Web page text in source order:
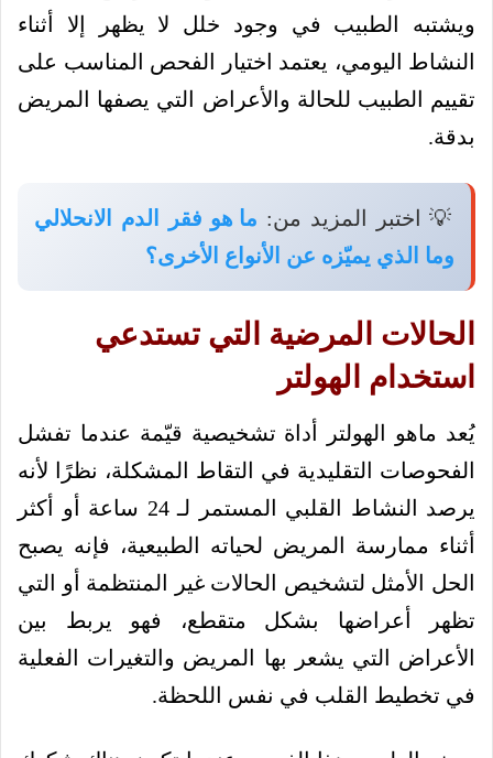
ويشتبه الطبيب في وجود خلل لا يظهر إلا أثناء
النشاط اليومي، يعتمد اختيار الفحص المناسب على
تقييم الطبيب للحالة والأعراض التي يصفها المريض
بدقة.
💡 اختبر المزيد من: ما هو فقر الدم الانحلالي
وما الذي يميّزه عن الأنواع الأخرى؟
الحالات المرضية التي تستدعي
استخدام الهولتر
يُعد ماهو الهولتر أداة تشخيصية قيّمة عندما تفشل
الفحوصات التقليدية في التقاط المشكلة، نظرًا لأنه
يرصد النشاط القلبي المستمر لـ 24 ساعة أو أكثر
أثناء ممارسة المريض لحياته الطبيعية، فإنه يصبح
الحل الأمثل لتشخيص الحالات غير المنتظمة أو التي
تظهر أعراضها بشكل متقطع، فهو يربط بين
الأعراض التي يشعر بها المريض والتغيرات الفعلية
في تخطيط القلب في نفس اللحظة.